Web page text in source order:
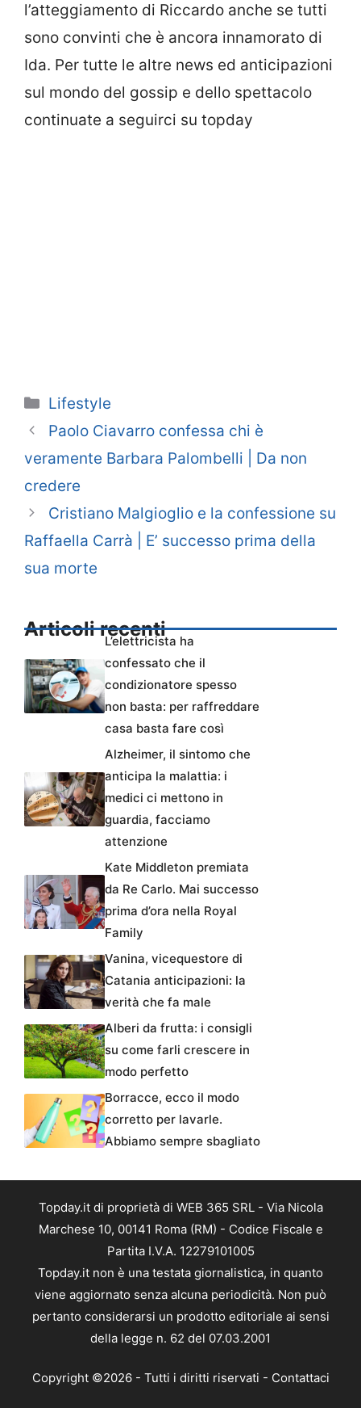
l’atteggiamento di Riccardo anche se tutti
sono convinti che è ancora innamorato di
Ida. Per tutte le altre news ed anticipazioni
sul mondo del gossip e dello spettacolo
continuate a seguirci su topday
Categorie
Lifestyle
Paolo Ciavarro confessa chi è
veramente Barbara Palombelli | Da non
credere
Cristiano Malgioglio e la confessione su
Raffaella Carrà | E’ successo prima della
sua morte
Articoli recenti
L’elettricista ha
confessato che il
condizionatore spesso
non basta: per raffreddare
casa basta fare così
Alzheimer, il sintomo che
anticipa la malattia: i
medici ci mettono in
guardia, facciamo
attenzione
Kate Middleton premiata
da Re Carlo. Mai successo
prima d’ora nella Royal
Family
Vanina, vicequestore di
Catania anticipazioni: la
verità che fa male
Alberi da frutta: i consigli
su come farli crescere in
modo perfetto
Borracce, ecco il modo
corretto per lavarle.
Abbiamo sempre sbagliato
Topday.it di proprietà di WEB 365 SRL - Via Nicola
Marchese 10, 00141 Roma (RM) - Codice Fiscale e
Partita I.V.A. 12279101005
Topday.it non è una testata giornalistica, in quanto
viene aggiornato senza alcuna periodicità. Non può
pertanto considerarsi un prodotto editoriale ai sensi
della legge n. 62 del 07.03.2001
Copyright ©2026 - Tutti i diritti riservati - Contattaci